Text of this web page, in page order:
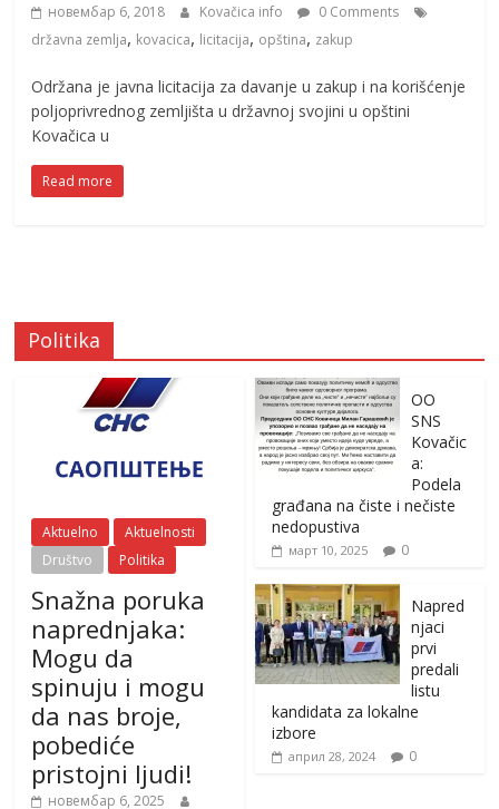
новембар 6, 2018 Kovačica info
0 Comments
državna zemlja, kovacica, licitacija, opština, zakup
Održana je javna licitacija za davanje u zakup i na korišćenje
poljoprivrednog zemljišta u državnoj svojini u opštini
Kovačica u
Read more
Politika
Aktuelno
Aktuelnosti
Društvo
Politika
Snažna poruka
naprednjaka:
Mogu da
spinuju i mogu
da nas broje,
pobediće
pristojni ljudi!
новембар 6, 2025
OO
SNS
Kovačic
a:
Podela
građana na čiste i nečiste
nedopustiva
март 10, 2025 0
Napred
njaci
prvi
predali
listu
kandidata za lokalne
izbore
април 28, 2024 0